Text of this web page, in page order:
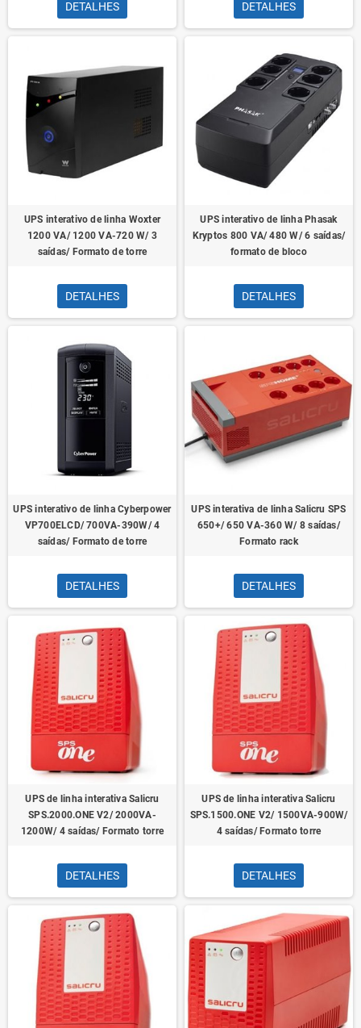
DETALHES DETALHES
UPS interativo de linha Woxter
1200 VA/ 1200 VA-720 W/ 3
saídas/ Formato de torre
DETALHES
UPS interativo de linha Phasak
Kryptos 800 VA/ 480 W/ 6 saídas/
formato de bloco
DETALHES
UPS interativo de linha Cyberpower
VP700ELCD/ 700VA-390W/ 4
saídas/ Formato de torre
DETALHES
UPS interativa de linha Salicru SPS
650+/ 650 VA-360 W/ 8 saídas/
Formato rack
DETALHES
UPS de linha interativa Salicru
SPS.2000.ONE V2/ 2000VA-
1200W/ 4 saídas/ Formato torre
DETALHES
UPS de linha interativa Salicru
SPS.1500.ONE V2/ 1500VA-900W/
4 saídas/ Formato torre
DETALHES